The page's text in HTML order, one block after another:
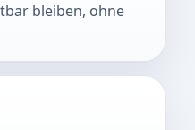
bleiben, ohne